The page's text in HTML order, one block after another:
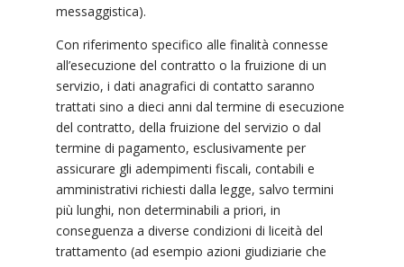
messaggistica).
Con riferimento specifico alle finalità connesse
all’esecuzione del contratto o la fruizione di un
servizio, i dati anagrafici di contatto saranno
trattati sino a dieci anni dal termine di esecuzione
del contratto, della fruizione del servizio o dal
termine di pagamento, esclusivamente per
assicurare gli adempimenti fiscali, contabili e
amministrativi richiesti dalla legge, salvo termini
più lunghi, non determinabili a priori, in
conseguenza a diverse condizioni di liceità del
trattamento (ad esempio azioni giudiziarie che